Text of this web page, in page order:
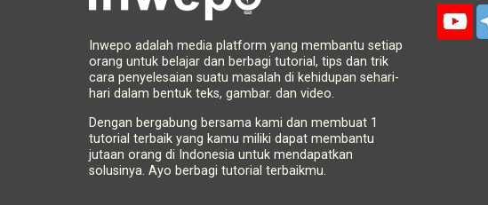
Inwepo adalah media platform yang membantu setiap
orang untuk belajar dan berbagi tutorial, tips dan trik
cara penyelesaian suatu masalah di kehidupan sehari-
hari dalam bentuk teks, gambar. dan video.
Dengan bergabung bersama kami dan membuat 1
tutorial terbaik yang kamu miliki dapat membantu
jutaan orang di Indonesia untuk mendapatkan
solusinya. Ayo berbagi tutorial terbaikmu.